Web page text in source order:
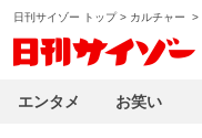
日刊サイゾー トップ> カルチャー >
エンタメ お笑い